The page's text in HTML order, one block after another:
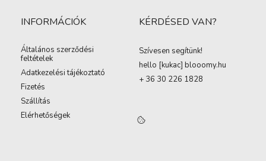
INFORMÁCIÓK
Általános szerződési
feltételek
Adatkezelési tájékoztató
Fizetés
Szállítás
Elérhetőségek
KÉRDÉSED VAN?
Szívesen segítünk!
hello [kukac] blooomy.hu
+ 36 30 226 1828